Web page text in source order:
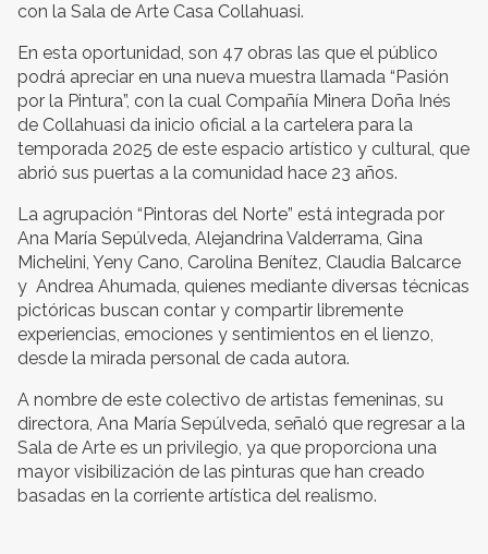
con la Sala de Arte Casa Collahuasi.
En esta oportunidad, son 47 obras las que el público
podrá apreciar en una nueva muestra llamada “Pasión
por la Pintura”, con la cual Compañía Minera Doña Inés
de Collahuasi da inicio oficial a la cartelera para la
temporada 2025 de este espacio artístico y cultural, que
abrió sus puertas a la comunidad hace 23 años.
La agrupación “Pintoras del Norte” está integrada por
Ana María Sepúlveda, Alejandrina Valderrama, Gina
Michelini, Yeny Cano, Carolina Benítez, Claudia Balcarce
y Andrea Ahumada, quienes mediante diversas técnicas
pictóricas buscan contar y compartir libremente
experiencias, emociones y sentimientos en el lienzo,
desde la mirada personal de cada autora.
A nombre de este colectivo de artistas femeninas, su
directora, Ana María Sepúlveda, señaló que regresar a la
Sala de Arte es un privilegio, ya que proporciona una
mayor visibilización de las pinturas que han creado
basadas en la corriente artística del realismo.